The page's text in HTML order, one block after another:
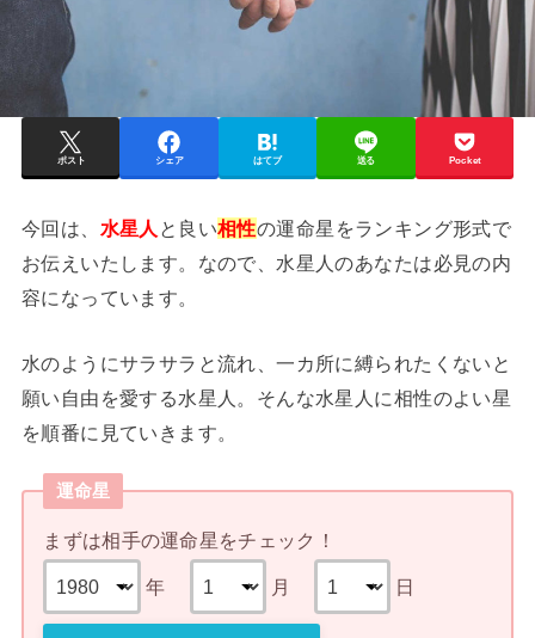
ポスト シェア はてブ 送る Pocket
今回は、 水星人 と良い相性の運命星をランキング形式で
お伝えいたします。なので、水星人のあなたは必見の内
容になっています。
水のようにサラサラと流れ、一カ所に縛られたくないと
願い自由を愛する水星人。そんな水星人に相性のよい星
を順番に見ていきます。
運命星
まずは相手の運命星をチェック！
年 月 日